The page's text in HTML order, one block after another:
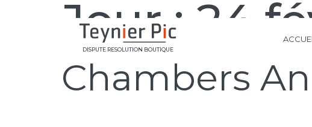
DISPUTE RESOLUTION BOUTIQUE
Jour : 24
Chambers